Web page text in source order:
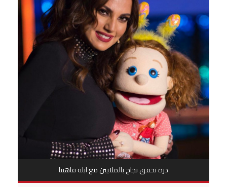
درة تحقق نجاح بالملايين مع ابلة فاهيتا